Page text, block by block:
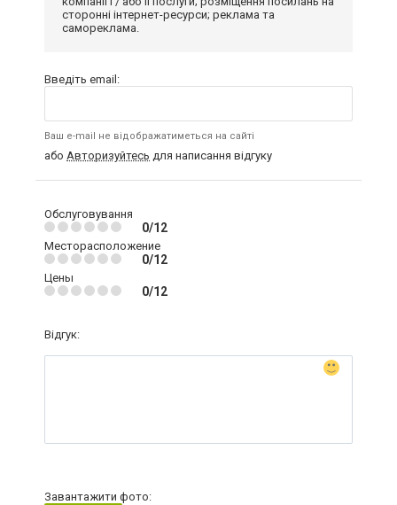
сторонні інтернет-ресурси; реклама та
самореклама.
Введіть email:
Ваш e-mail не відображатиметься на сайті
або Авторизуйтесь для написання відгуку
Обслуговування
0/12
Месторасположение
0/12
Цены
0/12
Відгук:
Завантажити фото: